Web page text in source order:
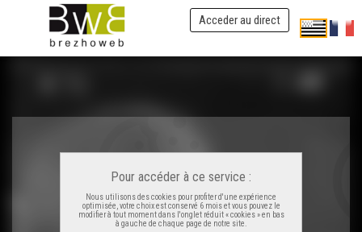
Acceder au direct
Pour accéder à ce service :
Nous utilisons des cookies pour profiter d'une expérience
optimisée, votre choix est conservé 6 mois et vous pouvez le
modifier à tout moment dans l'onglet réduit « cookies » en bas
à gauche de chaque page de notre site.